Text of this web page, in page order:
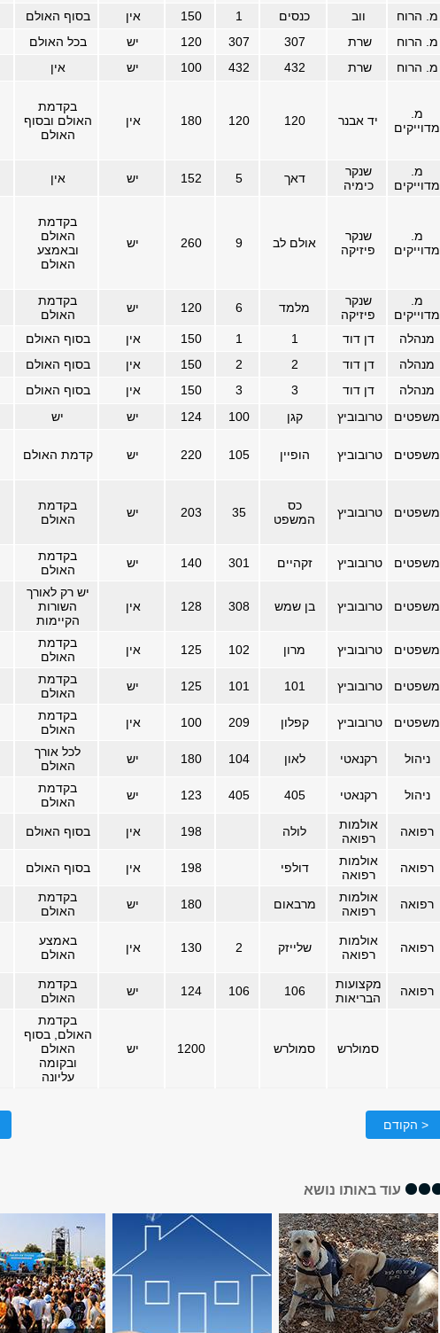
מ. הרוח ווב כנסים 1
150 אין בסוף האולם
מ. הרוח
שרת 307
307
120 יש בכל האולם
מ. הרוח
שרת 432
432
100 יש אין
מ.
מדוייקים
יד אבנר 120
120
180 אין
בקדמת
האולם ובסוף
האולם
מ.
מדוייקים
שנקר
כימיה
דאך 5
152 יש אין
מ.
מדוייקים
שנקר
פיזיקה
אולם לב 9
260 יש
בקדמת
האולם
ובאמצע
האולם
מ.
מדוייקים
שנקר
פיזיקה
מלמד 6
120 יש
בקדמת
האולם
מנהלה דן דוד 1
1
150 אין בסוף האולם
מנהלה
דן דוד 2
2
150 אין בסוף האולם
מנהלה
דן דוד 3
3
150 אין בסוף האולם
משפטים
טרובוביץ קגן 100
124 יש יש
משפטים טרובוביץ הופיין 105
220 יש קדמת האולם
משפטים טרובוביץ
כס
המשפט
35
203 יש
בקדמת
האולם
משפטים טרובוביץ זקהיים 301
140 יש
בקדמת
האולם
משפטים טרובוביץ בן שמש 308
128 אין
יש רק לאורך
השורות
הקיימות
משפטים טרובוביץ מרון 102
125 אין
בקדמת
האולם
משפטים טרובוביץ 101
101
125 יש
בקדמת
האולם
משפטים טרובוביץ קפלון 209
100 אין
בקדמת
האולם
ניהול רקנאטי לאון 104
180 יש
לכל אורך
האולם
ניהול רקנאטי 405
405
123 יש
בקדמת
האולם
רפואה
אולמות
רפואה
לולה 198 אין בסוף האולם
רפואה
אולמות
רפואה
דולפי 198 אין בסוף האולם
רפואה
אולמות
רפואה
מרבאום 180 יש
בקדמת
האולם
רפואה
אולמות
רפואה
שלייזק 2
130 אין
באמצע
האולם
רפואה
מקצועות
הבריאות
106
106
124 יש
בקדמת
האולם
סמולרש סמולרש 1200 יש
בקדמת
האולם, בסוף
האולם
ובקומה
עליונה
< הקודם
עוד באותו נושא